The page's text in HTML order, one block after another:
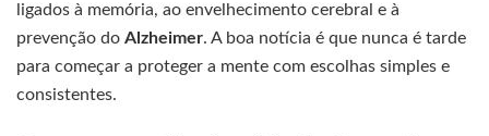
ligados à memória, ao envelhecimento cerebral e à
prevenção do Alzheimer. A boa notícia é que nunca é tarde
para começar a proteger a mente com escolhas simples e
consistentes.